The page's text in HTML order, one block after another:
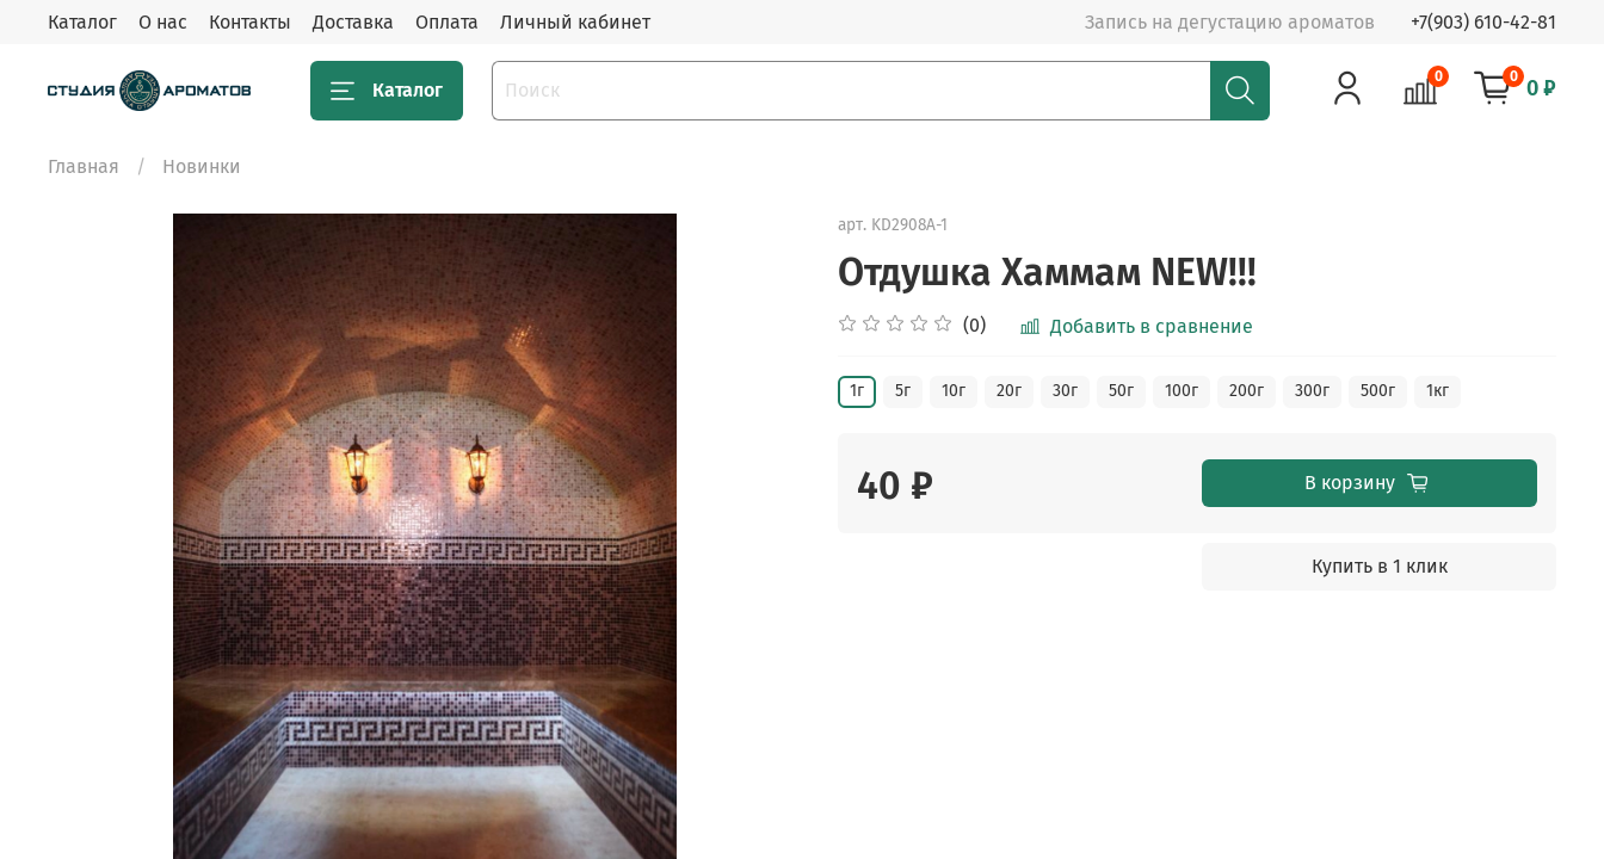
Каталог О нас Контакты Доставка Оплата Личный кабинет Запись на дегустацию ароматов +7(903) 610-42-81
Каталог
0 0 0 ₽
Главная Новинки
арт. KD2908A-1
Отдушка Хаммам NEW!!!
(0) Добавить в сравнение
1г 5г 10г 20г 30г 50г 100г 200г 300г 500г 1кг
40 ₽ В корзину
Купить в 1 клик